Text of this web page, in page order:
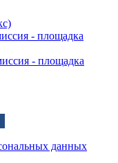
- площадка
- площадка
данных